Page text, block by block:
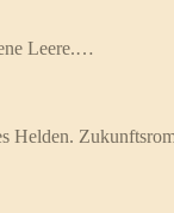
Leere.…
Helden.